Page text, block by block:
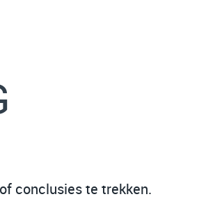
conclusies te trekken.